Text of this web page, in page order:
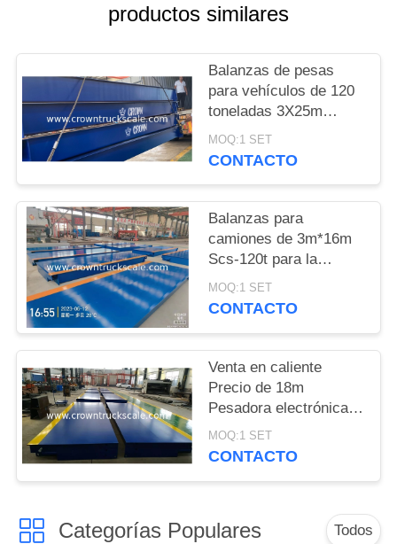
COTIZACIÓN
MAPA
DEL
SITIO
PRIVACY
POLICY
productos similares
Balanzas de pesas
para vehículos de 120
toneladas 3X25m
Balanza de pesas para
camiones
MOQ:1 SET
CONTACTO
Balanzas para
camiones de 3m*16m
Scs-120t para la
pesaje de vehículos
MOQ:1 SET
CONTACTO
Venta en caliente
Precio de 18m
Pesadora electrónica
Balanza 30t 50t 60t 70t
80t 100t
MOQ:1 SET
CONTACTO
Categorías Populares Todos